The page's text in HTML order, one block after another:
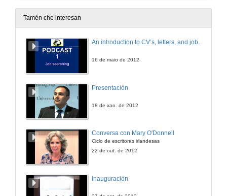
Tamén che interesan
An introduction to CV’s, letters, and job searching
16 de maio de 2012
Presentación
18 de xan. de 2012
Conversa con Mary O'Donnell
Ciclo de escritoras irlandesas
22 de out. de 2012
Inauguración